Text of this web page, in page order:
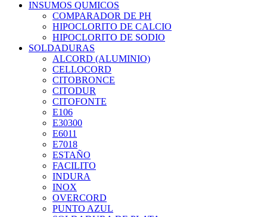
INSUMOS QUMICOS
COMPARADOR DE PH
HIPOCLORITO DE CALCIO
HIPOCLORITO DE SODIO
SOLDADURAS
ALCORD (ALUMINIO)
CELLOCORD
CITOBRONCE
CITODUR
CITOFONTE
E106
E30300
E6011
E7018
ESTAÑO
FACILITO
INDURA
INOX
OVERCORD
PUNTO AZUL